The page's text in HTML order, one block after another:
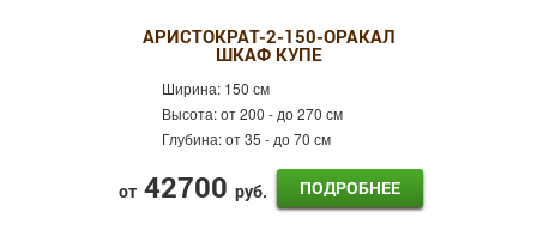
АРИСТОКРАТ-2-150-ОРАКАЛ
ШКАФ КУПЕ
Ширина: 150 см
Высота:от 200 - до 270 см
Глубина:от 35 - до 70 см
от 42700 руб. ПОДРОБНЕЕ